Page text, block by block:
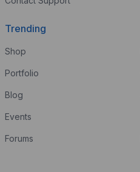
Trending
Shop
Portfolio
Blog
Events
Forums